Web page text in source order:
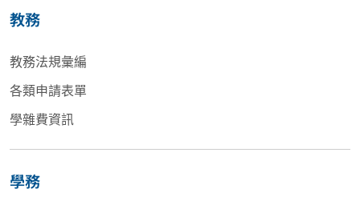
教務
教務法規彙編
各類申請表單
學雜費資訊
學務